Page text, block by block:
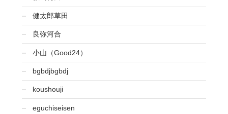
健太郎草田
良弥河合
小山（Good24）
bgbdjbgbdj
koushouji
eguchiseisen